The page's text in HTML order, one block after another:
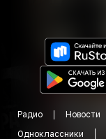
Радио Новости
Одноклассники